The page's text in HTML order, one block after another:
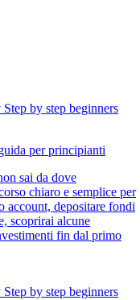
per principianti
sai da dove
chiaro e semplice per
account, depositare fondi
scoprirai alcune
fin dal primo